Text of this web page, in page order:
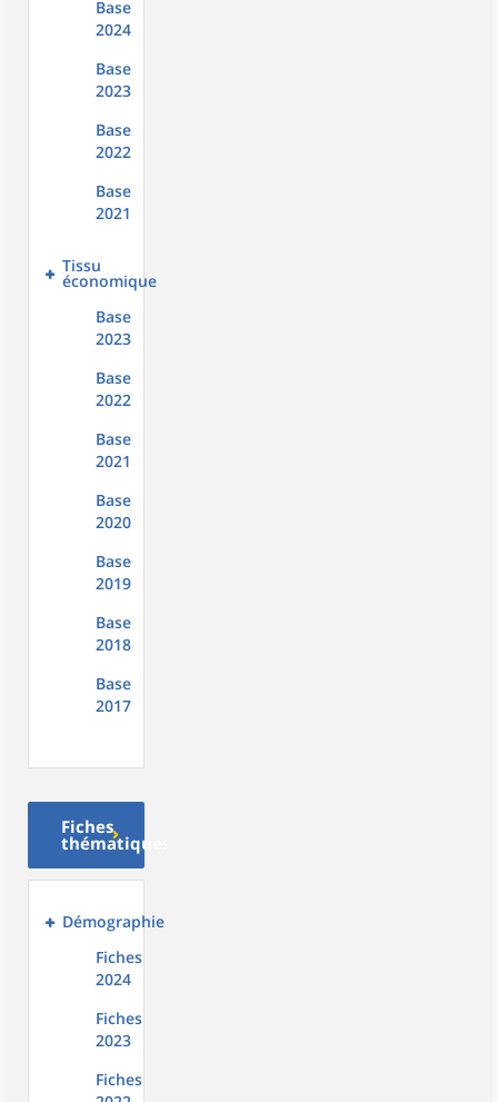
Base
2024
Base
2023
Base
2022
Base
2021
Tissu
économique
Base
2023
Base
2022
Base
2021
Base
2020
Base
2019
Base
2018
Base
2017
Fiches
thématiques
Démographie
Fiches
2024
Fiches
2023
Fiches